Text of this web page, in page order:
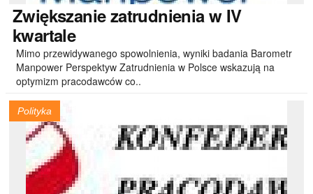
Zwiększaniezatrudnienia w IV
kwartale
Mimo przewidywanego spowolnienia, wyniki badania Barometr
Manpower Perspektyw Zatrudnienia w Polsce wskazują na
optymizm pracodawców co..
Polityka